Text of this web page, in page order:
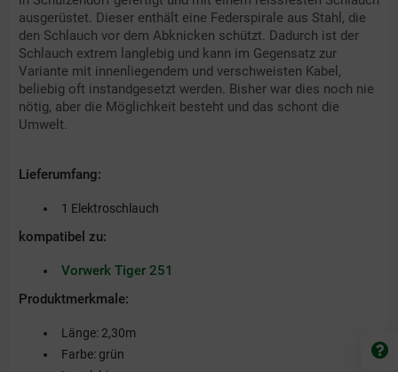
ausgerüstet. Dieser enthält eine Federspirale aus Stahl, die
den Schlauch vor dem Abknicken schützt. Dadurch ist der
Schlauch extrem langlebig und kann im Gegensatz zur
Variante mit innenliegendem und verschweisten Kabel,
beliebig oft instandgesetzt werden. Bisher war dies noch nie
nötig, aber die Möglichkeit besteht und das schont die
Umwelt.
Lieferumfang:
1 Elektroschlauch
kompatibel zu:
Vorwerk Tiger 251
Produktmerkmale:
Länge: 2,30m
Farbe: grün